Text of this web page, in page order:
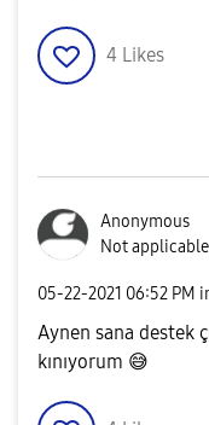
4 Likes
Anonymous
Not applicable
‎05-22-2021 06:52 PM
Aynen sana destek
kınıyorum 😅